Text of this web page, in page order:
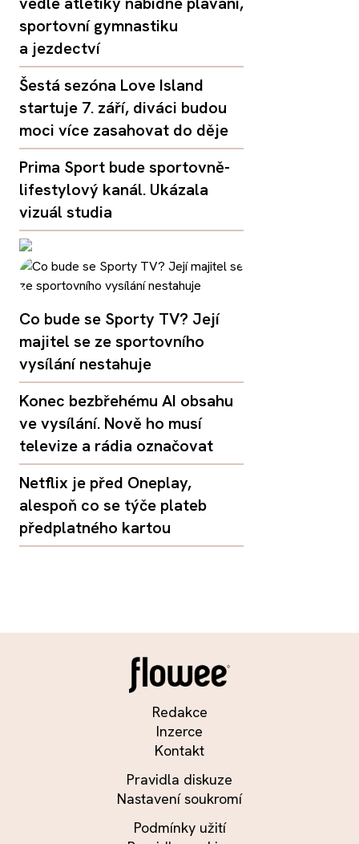
sportovní gymnastiku
a jezdectví
Šestá sezóna Love Island
startuje 7. září, diváci budou
moci více zasahovat do děje
Prima Sport bude sportovně-
lifestylový kanál. Ukázala
vizuál studia
Co bude se Sporty TV? Její
majitel se ze sportovního
vysílání nestahuje
Konec bezbřehému AI obsahu
ve vysílání. Nově ho musí
televize a rádia označovat
Netflix je před Oneplay,
alespoň co se týče plateb
předplatného kartou
Redakce
Inzerce
Kontakt
Pravidla diskuze
Nastavení soukromí
Podmínky užití